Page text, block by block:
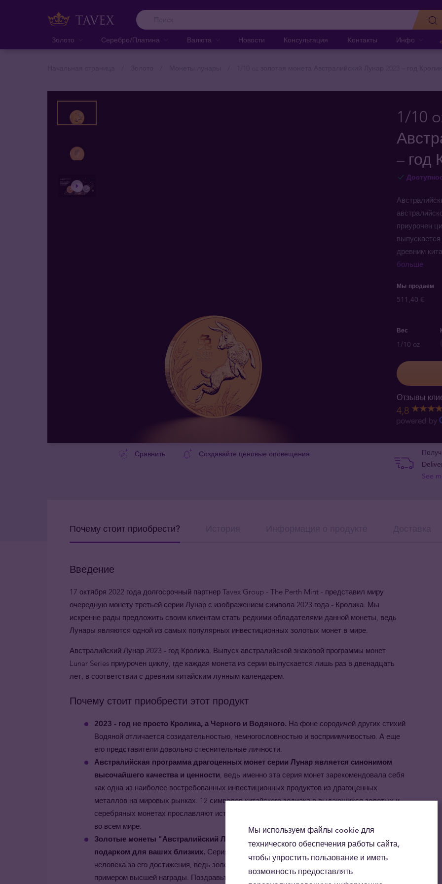
Золото Серебро/Платина Валюта Новости Консультация Kонтакты Инфо
1/10
– год
приурочен
древним
больше
Мы продаем
511,40 €
Вес
1/10 oz
Отзывы
4,8
See
Сравнить Создавайте ценовые оповещения
Почему стоит приобрести?
Введение
17 октября 2022 года долгосрочный партнер Tavex Group - The Perth Mint - представил миру
очередную монету третьей серии Лунар с изображением символа 2023 года - Кролика. Мы
искренне рады предложить своим клиентам стать редкими обладателями данной монеты, ведь
Лунары являются одной из самых популярных инвестиционных золотых монет в мире.
Австралийский Лунар 2023 - год Кролика. Выпуск австралийской знаковой программы монет
Lunar Series приурочен циклу, где каждая монета из серии выпускается лишь раз в двенадцать
лет, в соответствии с древним китайским лунным календарем.
Почему стоит приобрести этот продукт
2023 - год не просто Кролика, а Черного и Водяного. На фоне сородичей других стихий
Водяной отличается созидательностью, немногословностью и восприимчивостью. А еще
его представители довольно стеснительные личности.
Австралийская программа драгоценных монет серии Лунар является синонимом
высочайшего качества и ценности, ведь именно эта серия монет зарекомендовала себя
как одна из наиболее востребованных инвестиционных продуктов из драгоценных
металлов на мировых рынках. 12 символов китайского зодиака в выдающихся золотых и
серебряных монетах прославляют историю и наследие Китая не только в Австралии, но и
во всем мире.
Золотые монеты "Австралийский Лунар - год Кролика" станут незабываемым
подарком для ваших близких. Серия Лунар способна по достоинству наградить
человека за его достижения, ведь золото высшей пробы является классическим
примером высшей награды. Поздравьте людей, которых Вы любите и цените, в год их
Мы используем файлы cookie для
технического обеспечения работы сайта,
чтобы упростить пользование и иметь
возможность предоставлять